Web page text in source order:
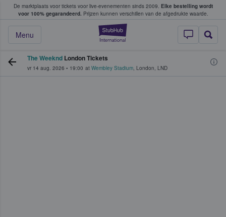
De marktplaats voor tickets voor live-evenementen sinds 2009. Elke bestelling wordt
voor 100% gegarandeerd. Prijzen kunnen verschillen van de afgedrukte waarde.
StubHub: waar
Menu
tickets kopen en verkopen
The Weeknd London Tickets
vr 14 aug. 2026 • 19:00 at Wembley Stadium, London, LND